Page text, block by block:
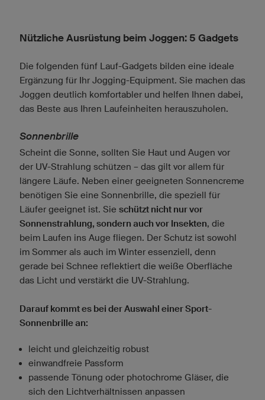
Nützliche Ausrüstung beim Joggen: 5 Gadgets
Die folgenden fünf Lauf-Gadgets bilden eine ideale
Ergänzung für Ihr Jogging-Equipment. Sie machen das
Joggen deutlich komfortabler und helfen Ihnen dabei,
das Beste aus Ihren Laufeinheiten herauszuholen.
Sonnenbrille
Scheint die Sonne, sollten Sie Haut und Augen vor
der UV-Strahlung schützen – das gilt vor allem für
längere Läufe. Neben einer geeigneten Sonnencreme
benötigen Sie eine Sonnenbrille, die speziell für
Läufer geeignet ist. Sie schützt nicht nur vor
Sonnenstrahlung, sondern auch vor Insekten, die
beim Laufen ins Auge fliegen. Der Schutz ist sowohl
im Sommer als auch im Winter essenziell, denn
gerade bei Schnee reflektiert die weiße Oberfläche
das Licht und verstärkt die UV-Strahlung.
Darauf kommt es bei der Auswahl einer Sport-
Sonnenbrille an:
leicht und gleichzeitig robust
einwandfreie Passform
passende Tönung oder photochrome Gläser, die
sich den Lichtverhältnissen anpassen